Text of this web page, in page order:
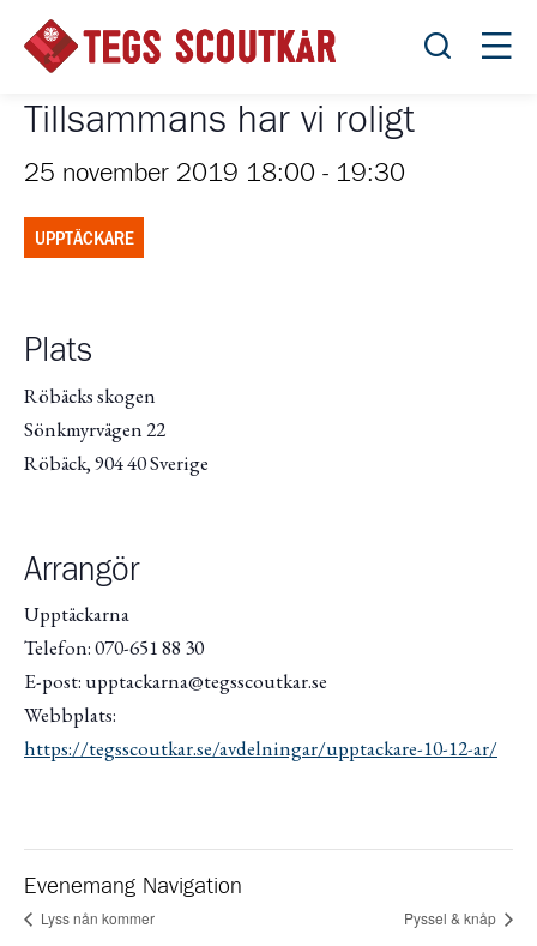
Öppna
Tillsammans har vi roligt
25 november 2019 18:00 - 19:30
UPPTÄCKARE
Plats
Röbäcks skogen
Sönkmyrvägen 22
Röbäck,904 40Sverige
Arrangör
Upptäckarna
Telefon: 070-651 88 30
E-post: upptackarna@tegsscoutkar.se
Webbplats:
https://tegsscoutkar.se/avdelningar/upptackare-10-12-ar/
Evenemang Navigation
Lyss nån kommer Pyssel & knåp